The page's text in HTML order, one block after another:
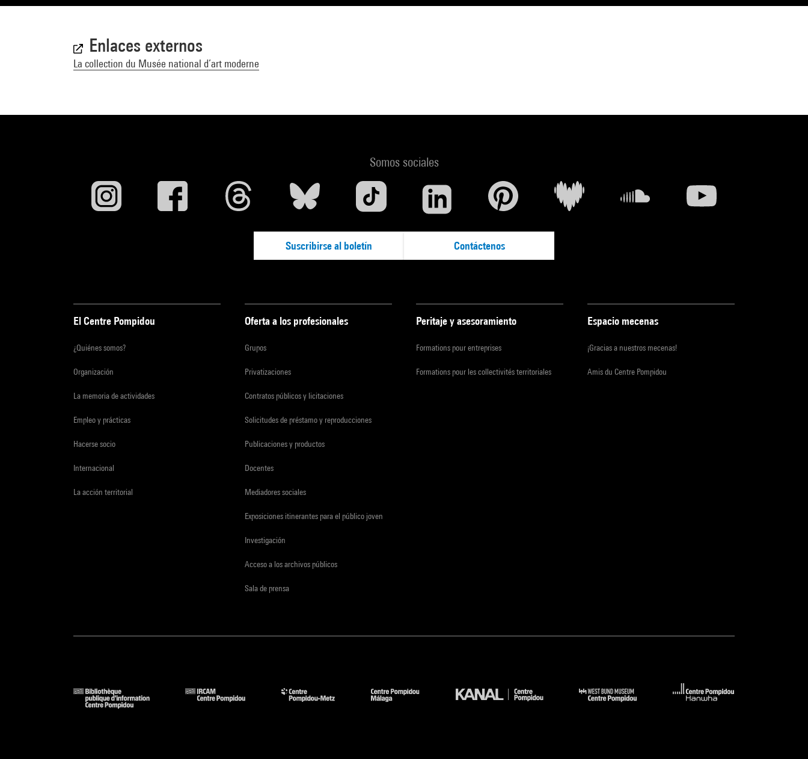
Enlaces externos
La collection du Musée national d’art moderne
Somos sociales
Suscribirse al boletín Contáctenos
El Centre Pompidou
¿Quiénes somos?
Organización
La memoria de actividades
Empleo y prácticas
Hacerse socio
Internacional
La acción territorial
Oferta a los profesionales
Grupos
Privatizaciones
Contratos públicos y licitaciones
Solicitudes de préstamo y reproducciones
Publicaciones y productos
Docentes
Mediadores sociales
Exposiciones itinerantes para el público joven
Investigación
Acceso a los archivos públicos
Sala de prensa
Peritaje y asesoramiento
Formations pour entreprises
Formations pour les collectivités territoriales
Espacio mecenas
¡Gracias a nuestros mecenas!
Amis du Centre Pompidou